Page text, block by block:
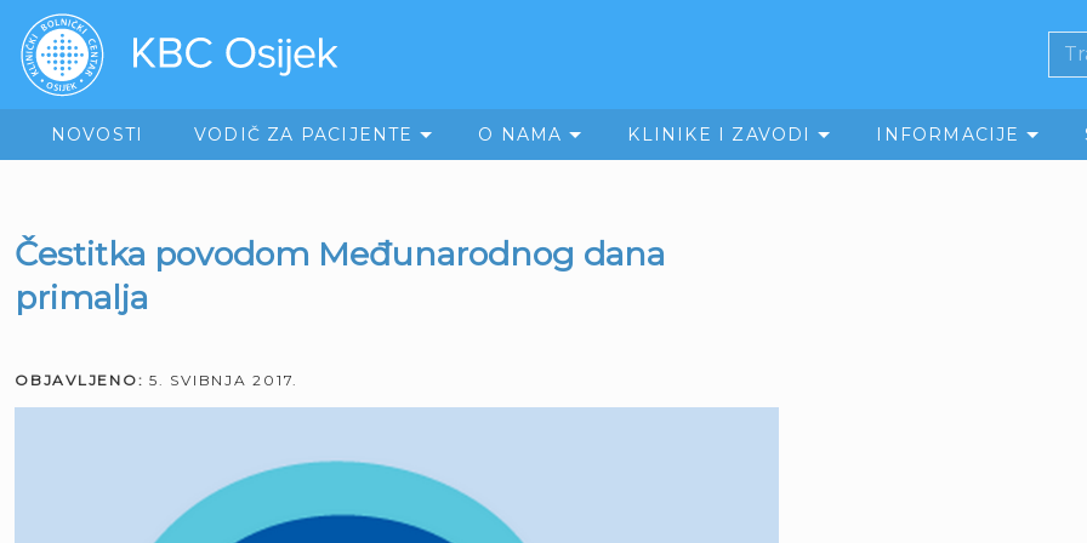
NOVOSTI VODIČ ZA PACIJENTE O NAMA KLINIKE I ZAVODI INFORMACIJE
Čestitka povodom Međunarodnog dana
primalja
OBJAVLJENO: 5. SVIBNJA 2017.